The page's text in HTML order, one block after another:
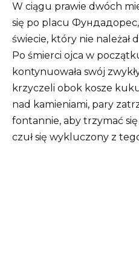
W ciągu prawie dwóch
się po placu Фундадорес,
świecie, który nie należał
Po śmierci ojca w
kontynuowała swój
krzyczeli obok kosze
nad kamieniami, pary
fontannie, aby trzymać
czuł się wykluczony z